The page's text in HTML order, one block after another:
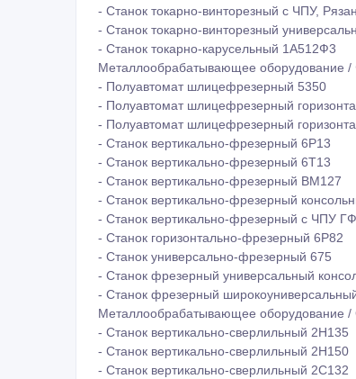
- Станок токарно-винторезный с ЧПУ,
- Станок токарно-винторезный
- Станок токарно-карусельный 1А512Ф3
Металлообрабатывающее оборудование /
- Полуавтомат шлицефрезерный 5350
- Полуавтомат шлицефрезерный
- Полуавтомат шлицефрезерный
- Станок вертикально-фрезерный 6Р13
- Станок вертикально-фрезерный 6Т13
- Станок вертикально-фрезерный ВМ127
- Станок вертикально-фрезерный
- Станок вертикально-фрезерный с ЧПУ
- Станок горизонтально-фрезерный 6Р82
- Станок универсально-фрезерный 675
- Станок фрезерный универсальный
- Станок фрезерный
Металлообрабатывающее оборудование /
- Станок вертикально-сверлильный 2Н135
- Станок вертикально-сверлильный 2Н150
- Станок вертикально-сверлильный 2С132